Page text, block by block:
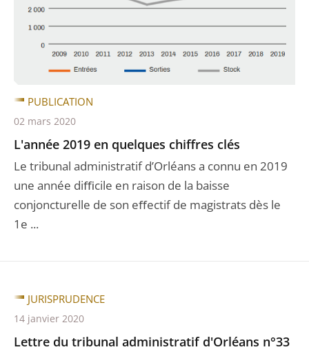
L'année 2019 en quelques chiffres clés
Le tribunal administratif d’Orléans a connu en 2019
une année diﬃcile en raison de la baisse
conjoncturelle de son eﬀectif de magistrats dès le
1e ...
PUBLICATION
02 mars 2020
Lettre du tribunal administratif d'Orléans n°33
JURISPRUDENCE
14 janvier 2020